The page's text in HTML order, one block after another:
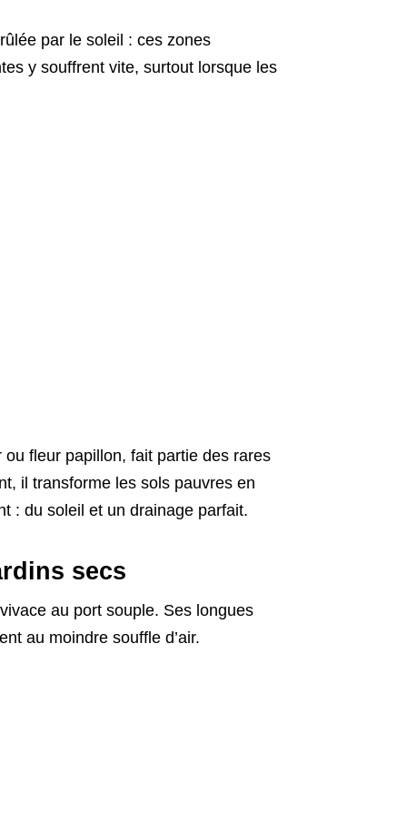
par le soleil : ces zones
y souffrent vite, surtout lorsque les
fleur papillon, fait partie des rares
il transforme les sols pauvres en
: du soleil et un drainage parfait.
secs
au port souple. Ses longues
au moindre souffle d’air.